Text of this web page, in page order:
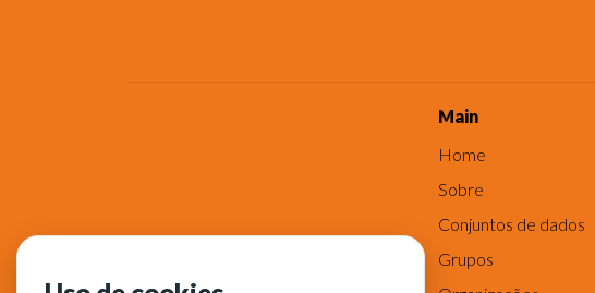
Main
Home
Sobre
Conjuntos de dados
Grupos